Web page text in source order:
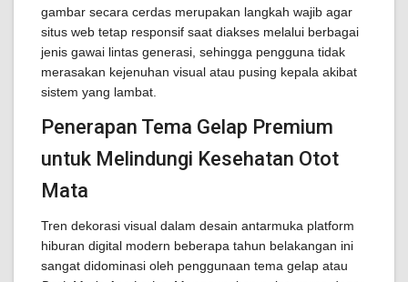
gambar secara cerdas merupakan langkah wajib agar
situs web tetap responsif saat diakses melalui berbagai
jenis gawai lintas generasi, sehingga pengguna tidak
merasakan kejenuhan visual atau pusing kepala akibat
sistem yang lambat.
Penerapan Tema Gelap Premium
untuk Melindungi Kesehatan Otot
Mata
Tren dekorasi visual dalam desain antarmuka platform
hiburan digital modern beberapa tahun belakangan ini
sangat didominasi oleh penggunaan tema gelap atau